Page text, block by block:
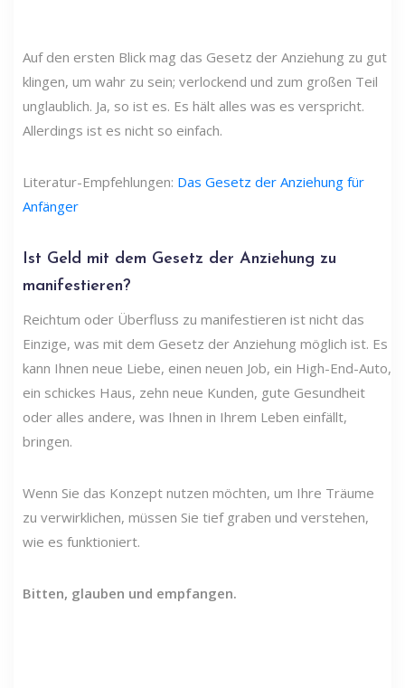
Auf den ersten Blick mag das Gesetz der Anziehung zu gut
klingen, um wahr zu sein; verlockend und zum großen Teil
unglaublich. Ja, so ist es. Es hält alles was es verspricht.
Allerdings ist es nicht so einfach.
Literatur-Empfehlungen: Das Gesetz der Anziehung für
Anfänger
Ist Geld mit dem Gesetz der Anziehung zu
manifestieren?
Reichtum oder Überfluss zu manifestieren ist nicht das
Einzige, was mit dem Gesetz der Anziehung möglich ist. Es
kann Ihnen neue Liebe, einen neuen Job, ein High-End-Auto,
ein schickes Haus, zehn neue Kunden, gute Gesundheit
oder alles andere, was Ihnen in Ihrem Leben einfällt,
bringen.
Wenn Sie das Konzept nutzen möchten, um Ihre Träume
zu verwirklichen, müssen Sie tief graben und verstehen,
wie es funktioniert.
Bitten, glauben und empfangen.